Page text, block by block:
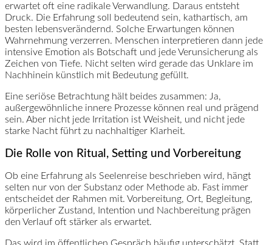
erwartet oft eine radikale Verwandlung. Daraus entsteht
Druck. Die Erfahrung soll bedeutend sein, kathartisch, am
besten lebensverändernd. Solche Erwartungen können
Wahrnehmung verzerren. Menschen interpretieren dann jede
intensive Emotion als Botschaft und jede Verunsicherung als
Zeichen von Tiefe. Nicht selten wird gerade das Unklare im
Nachhinein künstlich mit Bedeutung gefüllt.
Eine seriöse Betrachtung hält beides zusammen: Ja,
außergewöhnliche innere Prozesse können real und prägend
sein. Aber nicht jede Irritation ist Weisheit, und nicht jede
starke Nacht führt zu nachhaltiger Klarheit.
Die Rolle von Ritual, Setting und Vorbereitung
Ob eine Erfahrung als Seelenreise beschrieben wird, hängt
selten nur von der Substanz oder Methode ab. Fast immer
entscheidet der Rahmen mit. Vorbereitung, Ort, Begleitung,
körperlicher Zustand, Intention und Nachbereitung prägen
den Verlauf oft stärker als erwartet.
Das wird im öffentlichen Gespräch häufig unterschätzt. Statt